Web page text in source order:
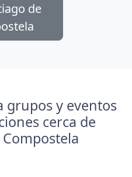
de
grupos y eventos
cerca de